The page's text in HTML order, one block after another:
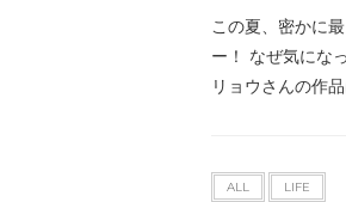
この夏、密かに
ー！ なぜ気にな
リョウさんの作
ALL LIFE